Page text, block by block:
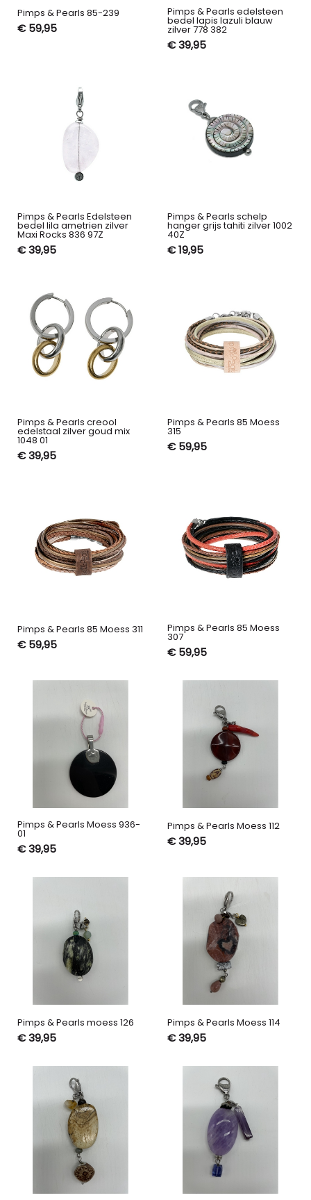
Pimps & Pearls 85-239
€ 59,95
Pimps & Pearls edelsteen
bedel lapis lazuli blauw
zilver 778 382
€ 39,95
Pimps & Pearls Edelsteen
bedel lila ametrien zilver
Maxi Rocks 836 97Z
€ 39,95
Pimps & Pearls schelp
hanger grijs tahiti zilver 1002
40Z
€ 19,95
Pimps & Pearls creool
edelstaal zilver goud mix
1048 01
€ 39,95
Pimps & Pearls 85 Moess
315
€ 59,95
Pimps & Pearls 85 Moess 311
€ 59,95
Pimps & Pearls 85 Moess
307
€ 59,95
Pimps & Pearls Moess 936-
01
€ 39,95
Pimps & Pearls Moess 112
€ 39,95
Pimps & Pearls moess 126
€ 39,95
Pimps & Pearls Moess 114
€ 39,95